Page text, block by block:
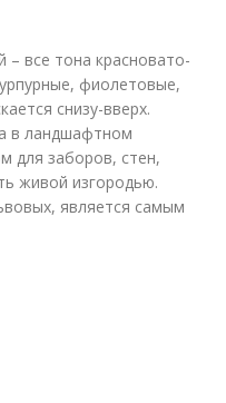
– все тона красновато-
фиолетовые,
снизу-вверх.
в ландшафтном
для заборов, стен,
живой изгородью.
является самым